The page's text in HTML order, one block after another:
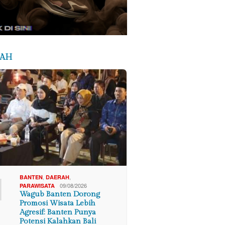
BANTEN,DAERAH,
PARAWISATA 09/08/2026
Wagub Banten Dorong
Promosi Wisata Lebih
Agresif: Banten Punya
Potensi Kalahkan Bali